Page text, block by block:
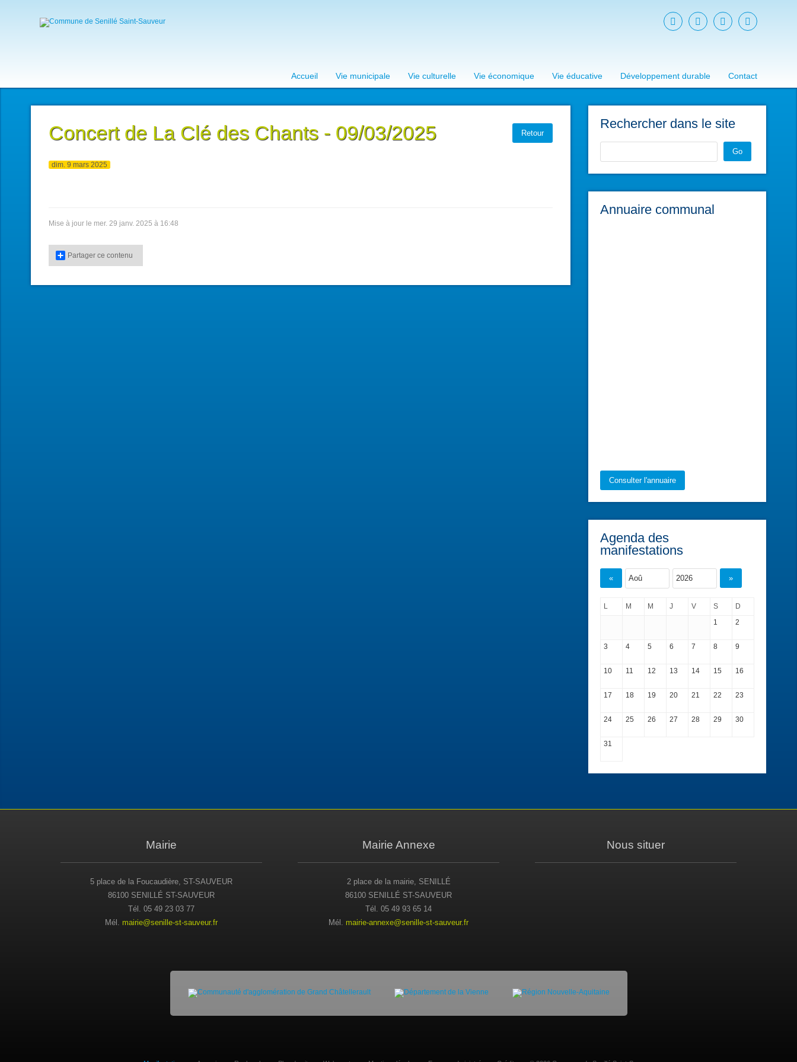
Accueil Vie municipale Vie culturelle Vie économique Vie éducative Développement durable Contact
Retour
Concert de La Clé des Chants - 09/03/2025
dim. 9 mars 2025
Mise à jour le mer. 29 janv. 2025 à 16:48
Partager ce contenu
Rechercher dans le site
Go
Annuaire communal
Consulter l'annuaire
Agenda des
manifestations
« »
L M M J V S
D
1
2
3 4 5 6 7 8 9
10 11 12 13 14 15 16
17 18 19 20 21 22 23
24 25 26 27 28 29 30
31
Mairie
5 place de la Foucaudière, ST-SAUVEUR
86100 SENILLÉ ST-SAUVEUR
Tél. 05 49 23 03 77
Mél. mairie@senille-st-sauveur.fr
Mairie Annexe
2 place de la mairie, SENILLÉ
86100 SENILLÉ ST-SAUVEUR
Tél. 05 49 93 65 14
Mél. mairie-annexe@senille-st-sauveur.fr
Nous situer